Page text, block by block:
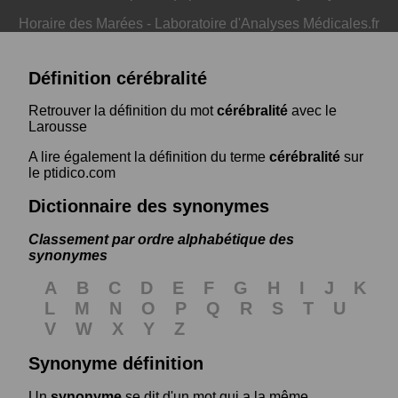
Horaire des Marées - Laboratoire d'Analyses Médicales.fr
Définition cérébralité
Retrouver la définition du motcérébralité avec le
Larousse
A lire également la définition du terme cérébralité sur
le ptidico.com
Dictionnaire des synonymes
Classement par ordre alphabétique des
synonymes
A B C D E F G H I J
K
L
M N O P Q R S T
U
V
W X Y
Z
Synonyme définition